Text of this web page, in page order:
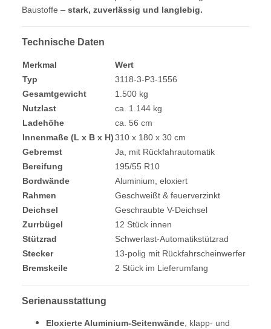
Baustoffe – stark, zuverlässig und langlebig.
Technische Daten
Merkmal
Wert
Typ
3118-3-P3-1556
Gesamtgewicht
1.500 kg
Nutzlast
ca. 1.144 kg
Ladehöhe
ca. 56 cm
Innenmaße (L x B x H)310 x 180 x 30 cm
Gebremst
Ja, mit Rückfahrautomatik
Bereifung
195/55 R10
Bordwände
Aluminium, eloxiert
Rahmen
Geschweißt & feuerverzinkt
Deichsel
Geschraubte V-Deichsel
Zurrbügel
12 Stück innen
Stützrad
Schwerlast-Automatikstützrad
Stecker
13-polig mit Rückfahrscheinwerfer
Bremskeile
2 Stück im Lieferumfang
Serienausstattung
Eloxierte Aluminium-Seitenwände, klapp- und